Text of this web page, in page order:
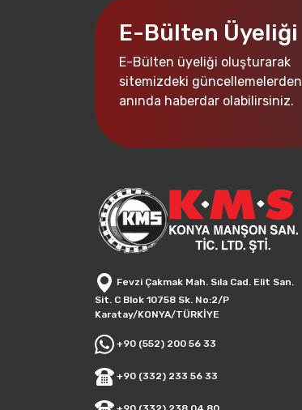
E-Bülten Üyeliği
E-Bülten üyeliği oluşturarak
sitemizdeki güncellemelerden
anında haberdar olabilirsiniz.
Fevzi Çakmak Mah. Sıla Cad. Elit San.
Sit. C Blok 10758 Sk. No:2/P
Karatay/KONYA/TÜRKİYE
+90 (552) 200 56 33
+90 (332) 233 56 33